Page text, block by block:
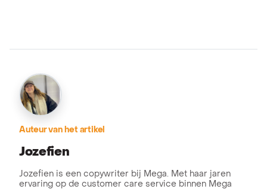
Auteur van het artikel
Jozefien
Jozefien is een copywriter bij Mega. Met haar jaren
ervaring op de customer care service binnen Mega